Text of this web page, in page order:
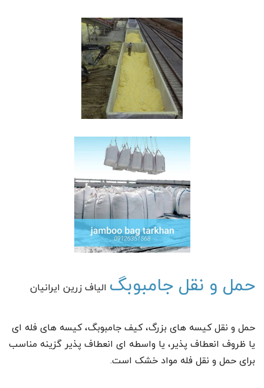
حمل و نقل جامبوبگ الیاف زرین ایرانیان
حمل و نقل کیسه های بزرگ، کیف جامبوبگ، کیسه های فله ای
یا ظروف انعطاف پذیر، یا واسطه ای انعطاف پذیر گزینه مناسب
برای حمل و نقل فله مواد خشک است.